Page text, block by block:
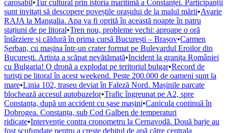
carosabil•Tur cultural prin istoria maritimă a Constanței. Participanții
sunt invitați să descopere poveștile orașului de la malul mării•Avarie
RAJA la Mangalia. Apa va fi oprită în această noapte în patru
stațiuni de pe litoral•Tren nou, probleme vechi: aproape o oră
întârziere și căldură în prima cursă București – Brașov•Carmen
Șerban, cu mașina într-un crater format pe Bulevardul Eroilor din
București. Artista a scăpat nevătămată•Incident la granița României
cu Bulgaria! O dronă a explodat pe teritoriul bulgar•Record de
turiști pe litoral în acest weekend. Peste 200.000 de oameni sunt la
mare•Linia 102, traseu deviat în Faleză Nord. Mașinile parcate
blochează accesul autobuzelor•Trafic îngreunat pe A2, spre
Constanța, după un accident cu șase mașini•Canicula continuă în
Dobrogea. Constanța, sub Cod Galben de temperaturi
ridicate•Intervenție contra cronometru la Cernavodă. Două barje au
fost scufundate pentru a crește debitul de apă către centrala